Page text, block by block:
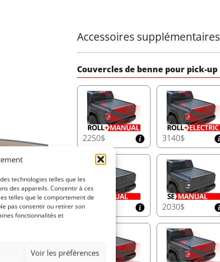
technologies telles que les
des appareils. Consentir à ces
telles que le comportement de
pas consentir ou retirer son
fonctionnalités et
Voir les préférences
Accessoires supplémentaires
Couvercles de benne pour pick-up
2250$ 3140$
1765$ 2030$